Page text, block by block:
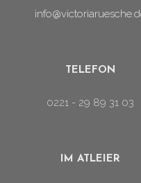
TELEFON
0221 - 29 89 31 03
IM ATLEIER